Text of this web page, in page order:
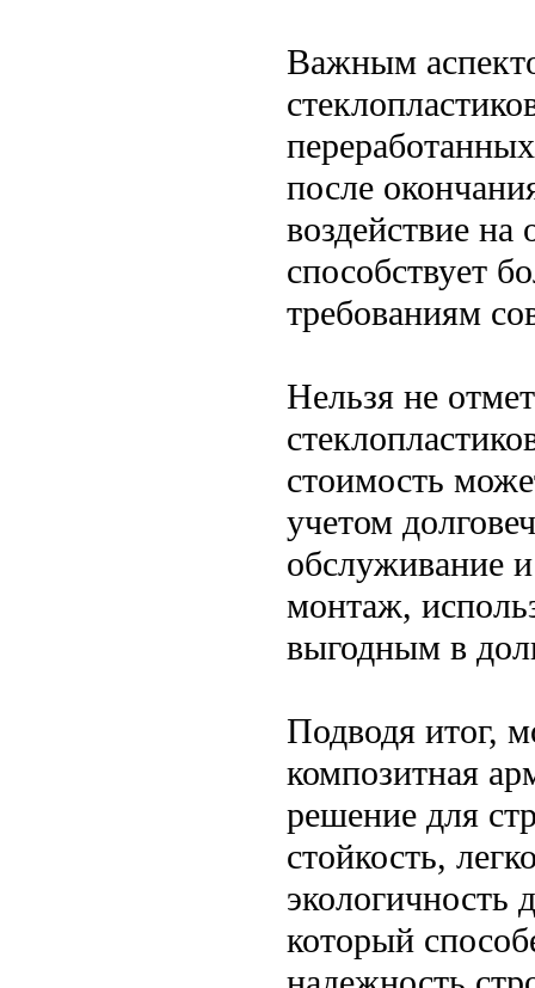
Важным
после
воздействие
способствует
требованиям
Нельзя не
стоимость
учетом
обслуживание
монтаж,
выгодным в
Подводя итог,
композитная
решение для
стойкость,
экологичность
который